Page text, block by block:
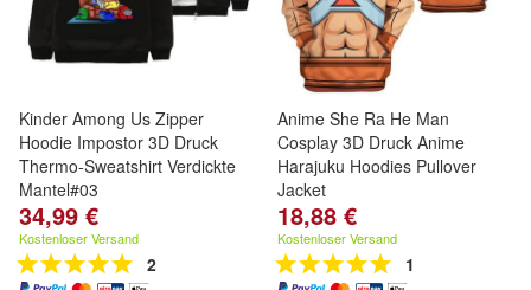
Kinder Among Us Zipper
Hoodie Impostor 3D Druck
Thermo-Sweatshirt Verdickte
Mantel#03
34,99 €
Kostenloser Versand
2
Anime She Ra He Man
Cosplay 3D Druck Anime
Harajuku Hoodies Pullover
Jacket
18,88 €
Kostenloser Versand
1